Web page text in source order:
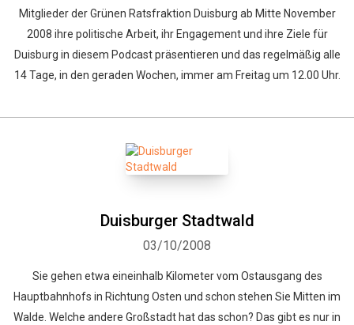
Mitglieder der Grünen Ratsfraktion Duisburg ab Mitte November
2008 ihre politische Arbeit, ihr Engagement und ihre Ziele für
Duisburg in diesem Podcast präsentieren und das regelmäßig alle
14 Tage, in den geraden Wochen, immer am Freitag um 12.00 Uhr.
Duisburger Stadtwald
03/10/2008
Sie gehen etwa eineinhalb Kilometer vom Ostausgang des
Hauptbahnhofs in Richtung Osten und schon stehen Sie Mitten im
Walde. Welche andere Großstadt hat das schon? Das gibt es nur in